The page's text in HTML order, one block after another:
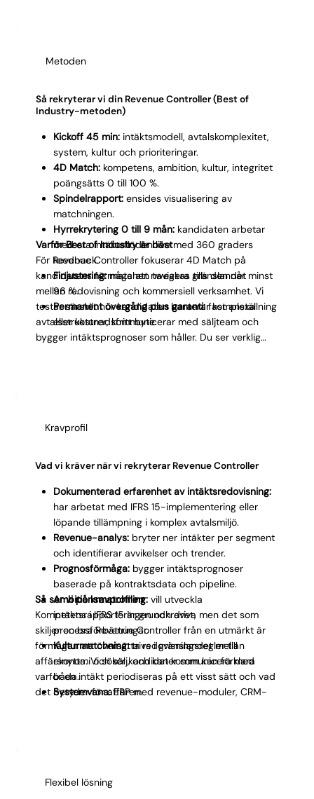
Metoden
Så rekryterar vi din Revenue Controller (Best of
Industry-metoden)
Kickoff 45 min: intäktsmodell, avtalskomplexitet,
system, kultur och prioriteringar.
4D Match: kompetens, ambition, kultur, integritet
poängsätts 0 till 100 %.
Spindelrapport: ensides visualisering av
matchningen.
Hyrrekrytering 0 till 9 mån: kandidaten arbetar
med era intäktsflöden live med 360 graders
feedback.
Finjustering:matchen tweakas tills den når minst
96 %.
Permanent övergång plus garanti:fast anställning
eller kostnadsfritt byte.
Varför Best of Industry är bäst
För Revenue Controller fokuserar 4D Match på
kandidatens förmåga att navigera gränslandet
mellan redovisning och kommersiell verksamhet. Vi
testar särskilt hur kandidaten hanterar komplexa
avtalsstrukturer, kommunicerar med säljteam och
bygger intäktsprognoser som håller. Du ser verklig
Kravprofil
Vad vi kräver när vi rekryterar Revenue Controller
Dokumenterad erfarenhet av intäktsredovisning:
har arbetat med IFRS 15-implementering eller
löpande tillämpning i komplex avtalsmiljö.
Revenue-analys:bryter ner intäkter per segment
och identifierar avvikelser och trender.
Prognosförmåga:bygger intäktsprognoser
baserade på kontraktsdata och pipeline.
Ambitionsmatchning:vill utveckla
intäktsrapporteringen och driva
processförbättringar.
Kulturmatchning:trivs i gränslandet mellan
ekonomi och sälj, och kan kommunicera med
båda.
Systemvana:ERP med revenue-moduler, CRM-
Så ser vi på kravprofilen
Kompetens i IFRS 15 är grundkravet, men det som
skiljer en bra Revenue Controller från en utmärkt är
förmågan att översätta redovisningsregler till
affärsnytta. Vi söker kandidater som kan förklara
varför en intäkt periodiseras på ett visst sätt och vad
det betyder för affären.
Flexibel lösning